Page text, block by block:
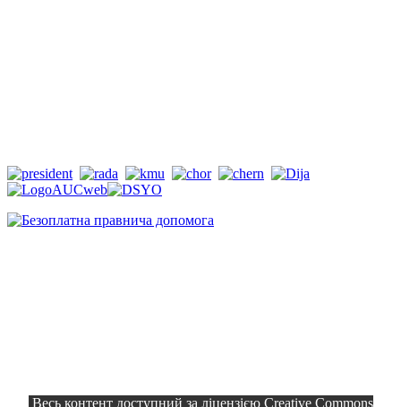
Весь контент доступний за ліцензією Creative Commons